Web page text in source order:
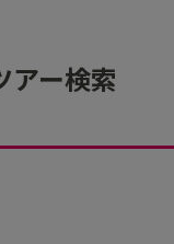
アー検索